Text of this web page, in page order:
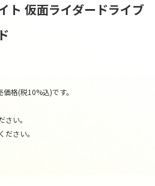
ト 仮面ライダードライブ
格(税10%込)です。
い。
さい。